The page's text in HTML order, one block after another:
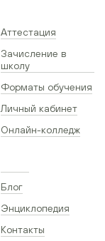
Аттестация
Зачисление в
школу
Форматы обучения
Личный кабинет
Онлайн-колледж
Блог
Энциклопедия
Контакты